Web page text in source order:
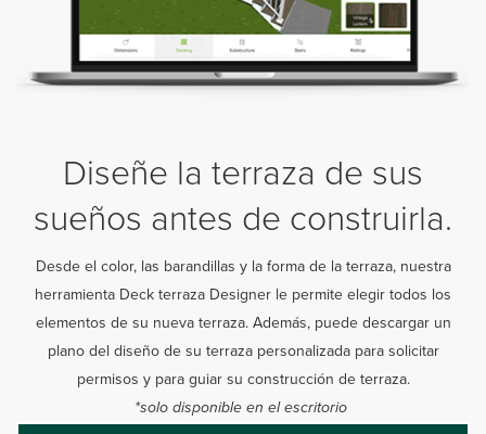
Diseñe la terraza de sus
sueños antes de construirla.
Desde el color, las barandillas y la forma de la terraza, nuestra
herramienta Deck terraza Designer le permite elegir todos los
elementos de su nueva terraza. Además, puede descargar un
plano del diseño de su terraza personalizada para solicitar
permisos y para guiar su construcción de terraza.
*solo disponible en el escritorio